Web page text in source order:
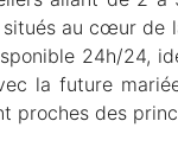
au cœur
24h/24,
la future
proches des